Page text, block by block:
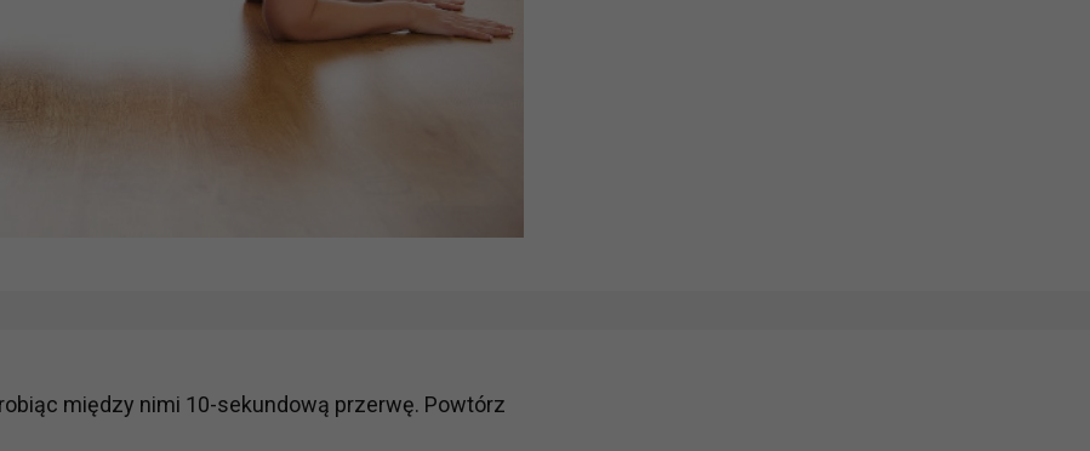
między nimi 10-sekundową przerwę. Powtórz